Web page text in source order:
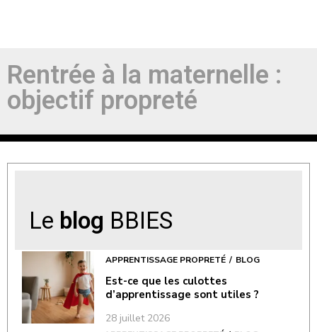
Rentrée à la maternelle :
objectif propreté
Le blog BBIES
APPRENTISSAGE PROPRETÉ BLOG
Est-ce que les culottes
d’apprentissage sont utiles ?
28 juillet 2026